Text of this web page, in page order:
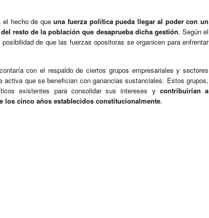
el hecho de queuna fuerza política pueda llegar al poder con un
resto de la población que desaprueba dicha gestión. Según el
de que las fuerzas opositoras se organicen para enfrentar
con el respaldo de ciertos grupos empresariales y sectores
activa que se benefician con ganancias sustanciales. Estos grupos,
existentes para consolidar sus intereses y contribuirían a
los cinco años establecidos constitucionalmente.